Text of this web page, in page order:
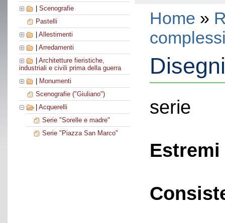
Scenografie
Pastelli
Allestimenti
Arredamenti
Architetture fieristiche,
industriali e civili prima della guerra
Monumenti
Scenografie ("Giuliano")
Acquerelli
Serie "Sorelle e madre"
Serie "Piazza San Marco"
Home »
serie